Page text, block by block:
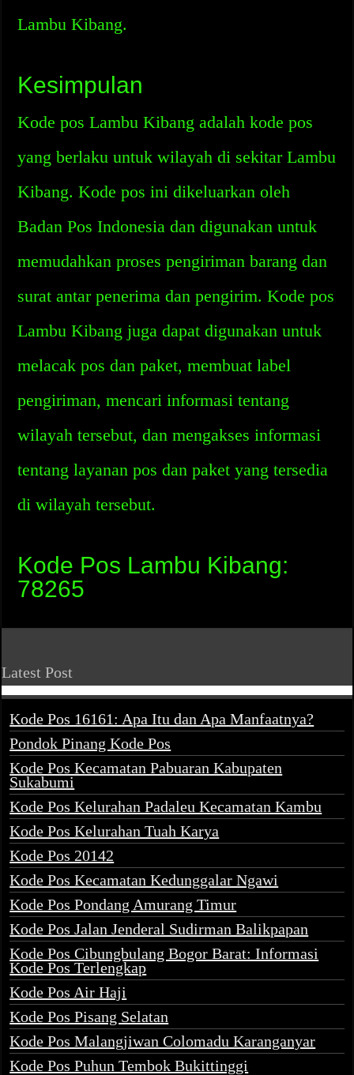
Lambu Kibang.
Kesimpulan
Kode pos Lambu Kibang adalah kode pos
yang berlaku untuk wilayah di sekitar Lambu
Kibang. Kode pos ini dikeluarkan oleh
Badan Pos Indonesia dan digunakan untuk
memudahkan proses pengiriman barang dan
surat antar penerima dan pengirim. Kode pos
Lambu Kibang juga dapat digunakan untuk
melacak pos dan paket, membuat label
pengiriman, mencari informasi tentang
wilayah tersebut, dan mengakses informasi
tentang layanan pos dan paket yang tersedia
di wilayah tersebut.
Kode Pos Lambu Kibang:
78265
Latest Post
Kode Pos 16161: Apa Itu dan Apa Manfaatnya?
Pondok Pinang Kode Pos
Kode Pos Kecamatan Pabuaran Kabupaten
Sukabumi
Kode Pos Kelurahan Padaleu Kecamatan Kambu
Kode Pos Kelurahan Tuah Karya
Kode Pos 20142
Kode Pos Kecamatan Kedunggalar Ngawi
Kode Pos Pondang Amurang Timur
Kode Pos Jalan Jenderal Sudirman Balikpapan
Kode Pos Cibungbulang Bogor Barat: Informasi
Kode Pos Terlengkap
Kode Pos Air Haji
Kode Pos Pisang Selatan
Kode Pos Malangjiwan Colomadu Karanganyar
Kode Pos Puhun Tembok Bukittinggi